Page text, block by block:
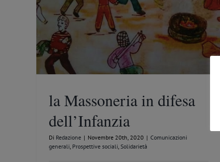
la Massoneria in difesa
dell’Infanzia
Di Redazione | Novembre 20th, 2020 | Comunicazioni
generali Prospettive sociali Solidarietà